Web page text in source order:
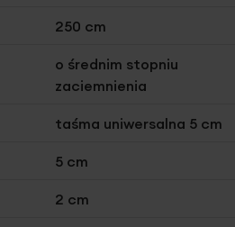
250 cm
o średnim stopniu
zaciemnienia
taśma uniwersalna 5 cm
5 cm
2 cm